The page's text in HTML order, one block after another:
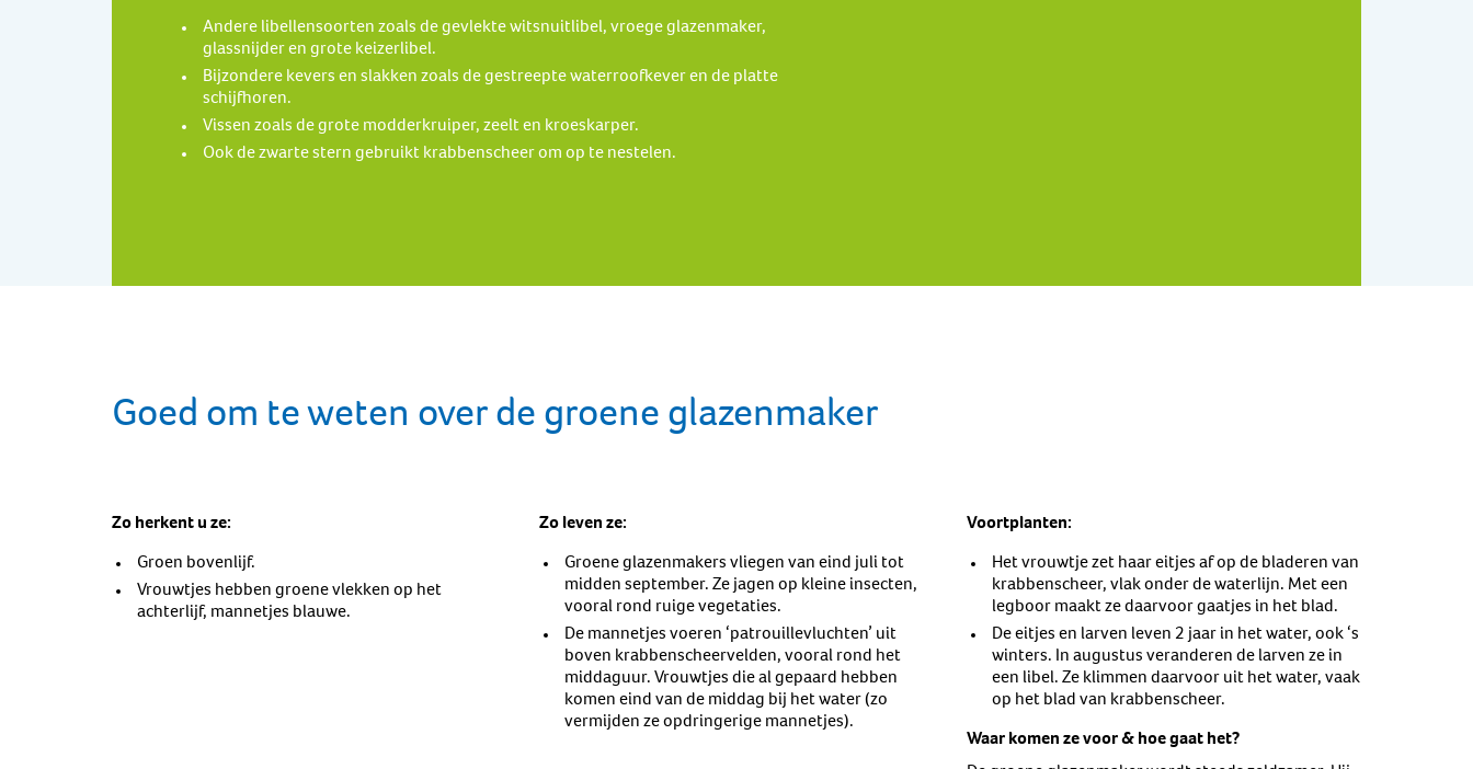
Andere libellensoorten zoals de gevlekte witsnuitlibel, vroege glazenmaker,
glassnijder en grote keizerlibel.
Bijzondere kevers en slakken zoals de gestreepte waterroofkever en de platte
schijfhoren.
Vissen zoals de grote modderkruiper, zeelt en kroeskarper.
Ook de zwarte stern gebruikt krabbenscheer om op te nestelen.
Goed om te weten over de groene glazenmaker
Zo herkent u ze:
Groen bovenlijf.
Vrouwtjes hebben groene vlekken op het
achterlijf, mannetjes blauwe.
Zo leven ze:
Groene glazenmakers vliegen van eind juli tot
midden september. Ze jagen op kleine insecten,
vooral rond ruige vegetaties.
De mannetjes voeren ‘patrouillevluchten’ uit
boven krabbenscheervelden, vooral rond het
middaguur. Vrouwtjes die al gepaard hebben
komen eind van de middag bij het water (zo
vermijden ze opdringerige mannetjes).
Voortplanten:
Het vrouwtje zet haar eitjes af op de bladeren van
krabbenscheer, vlak onder de waterlijn. Met een
legboor maakt ze daarvoor gaatjes in het blad.
De eitjes en larven leven 2 jaar in het water, ook ‘s
winters. In augustus veranderen de larven ze in
een libel. Ze klimmen daarvoor uit het water, vaak
op het blad van krabbenscheer.
Waar komen ze voor & hoe gaat het?